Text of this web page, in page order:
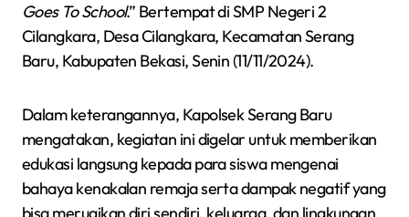
Goes To School.” Bertempat di SMP Negeri 2
Cilangkara, Desa Cilangkara, Kecamatan Serang
Baru, Kabupaten Bekasi, Senin (11/11/2024).
Dalam keterangannya, Kapolsek Serang Baru
mengatakan, kegiatan ini digelar untuk memberikan
edukasi langsung kepada para siswa mengenai
bahaya kenakalan remaja serta dampak negatif yang